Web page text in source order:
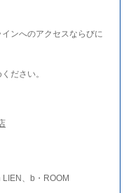
ンへのアクセスならびに
ださい。
、b・ROOM